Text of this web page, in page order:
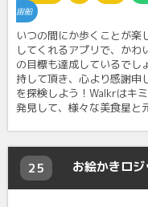
宙船
いつの間にか歩くことが楽
してくれるアプリで、かわ
の目標も達成しているで
持して頂き、心より感謝申
を探検しよう！Walkrはキ
発見して、様々な美食星と
25 お絵かきロ